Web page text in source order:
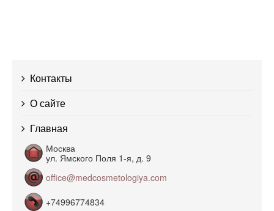
Контакты
О сайте
Главная
Москва
ул. Ямского Поля 1-я, д. 9
office@medcosmetologiya.com
+74996774834